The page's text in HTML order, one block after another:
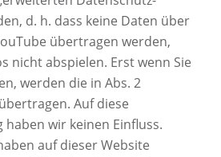
d. h. dass keine Daten über
übertragen werden,
nicht abspielen. Erst wenn Sie
werden die in Abs. 2
Auf diese
wir keinen Einfluss.
auf dieser Website